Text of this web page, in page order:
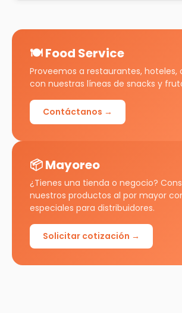
🍽️ Food Service
Proveemos a restaurantes, hoteles,
con nuestras líneas de snacks y
Contáctanos →
📦 Mayoreo
¿Tienes una tienda o negocio?
nuestros productos al por mayor
especiales para distribuidores.
Solicitar cotización →